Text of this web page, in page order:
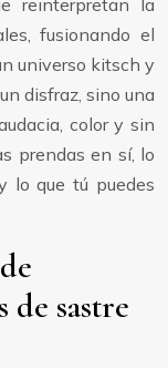
reinterpretan la
fusionando el
universo kitsch y
disfraz, sino una
color y sin
prendas en sí, lo
lo que tú puedes
de sastre